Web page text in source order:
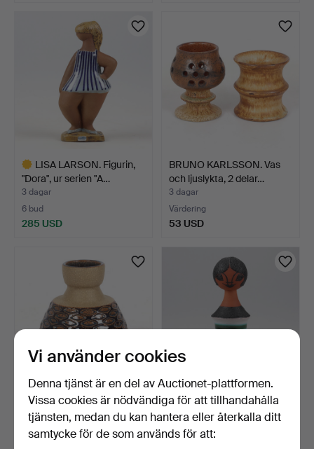
LISA LARSON. Figurin,
"Dora", ur serien "A…
3 dagar
6 bud
285 USD
BRUNO KARLSSON. Vas
och ljuslykta, 2 delar…
3 dagar
Värdering
53 USD
EINAR JOHANSEN. Vas,
stengods, Søholm, Dan…
ORVOKKI LAINE. Figurin,
stengods, Kupittaa…
3 dagar
Vi använder cookies
Denna tjänst är en del av Auctionet-plattformen.
Vissa cookies är nödvändiga för att tillhandahålla
tjänsten, medan du kan hantera eller återkalla ditt
samtycke för de som används för att: